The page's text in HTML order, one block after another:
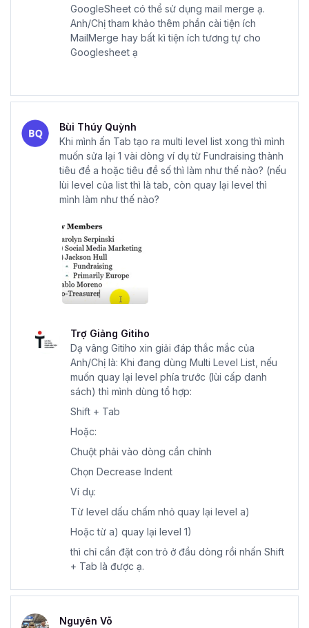
GoogleSheet có thể sử dụng mail merge ạ.
Anh/Chị tham khảo thêm phần cài tiện ích
MailMerge hay bất kì tiện ích tương tự cho
Googlesheet ạ
Bùi Thúy Quỳnh
Khi mình ấn Tab tạo ra multi level list xong thì mình
muốn sửa lại 1 vài dòng ví dụ từ Fundraising thành
tiêu đề a hoặc tiêu đề số thì làm như thế nào? (nếu
lùi level của list thì là tab, còn quay lại level thì
mình làm như thế nào?
Trợ Giảng Gitiho
Dạ vâng Gitiho xin giải đáp thắc mắc của
Anh/Chị là: Khi đang dùng Multi Level List, nếu
muốn quay lại level phía trước (lùi cấp danh
sách) thì mình dùng tổ hợp:
Shift + Tab
Hoặc:
Chuột phải vào dòng cần chỉnh
Chọn Decrease Indent
Ví dụ:
Từ level dấu chấm nhỏ quay lại level a)
Hoặc từ a) quay lại level 1)
thì chỉ cần đặt con trỏ ở đầu dòng rồi nhấn Shift
+ Tab là được ạ.
Nguyên Võ